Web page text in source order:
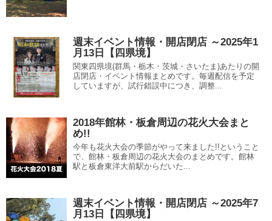
週末イベント情報・開店閉店 ～2025年1
月13日【四県境】
関東四県境(群馬・栃木・茨城・さいたま)あたりの開
店閉店・イベント情報まとめです。毎週配信を予定
していますが、試行錯誤中につき、調整...
2018年館林・板倉周辺の花火大会まと
め!!
今年も花火大会の季節がやって来ました!!ということ
で、館林・板倉周辺の花火大会のまとめです。館林
駅と板倉東洋大前駅からだいた...
週末イベント情報・開店閉店 ～2025年7
月13日【四県境】